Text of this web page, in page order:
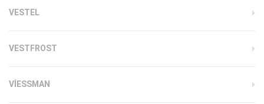
VESTEL
VESTFROST
VIESSMAN